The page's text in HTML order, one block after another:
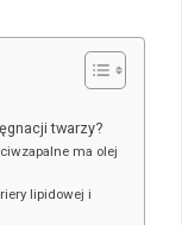
twarzy?
ma olej
lipidowej i